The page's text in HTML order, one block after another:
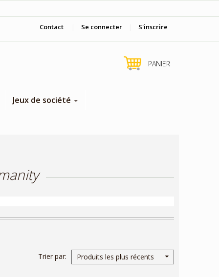
Contact Se connecter S'inscrire
PANIER
Jeux de société
Trier par Produits les plus récents